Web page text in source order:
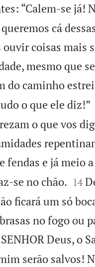
“Calem-se já!
cá
coisas mais
mesmo que
do caminho
o que ele diz!”
o que vos
fendas e já meio
se no chão.
14
ficará um só
no fogo ou
Deus, o
serão salvos!